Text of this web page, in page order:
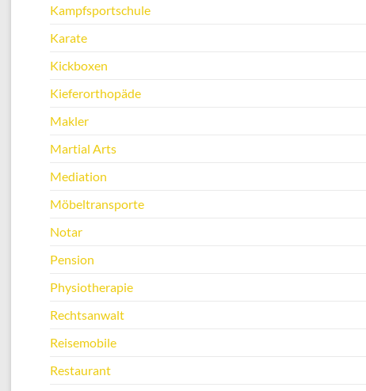
Kampfsportschule
Karate
Kickboxen
Kieferorthopäde
Makler
Martial Arts
Mediation
Möbeltransporte
Notar
Pension
Physiotherapie
Rechtsanwalt
Reisemobile
Restaurant